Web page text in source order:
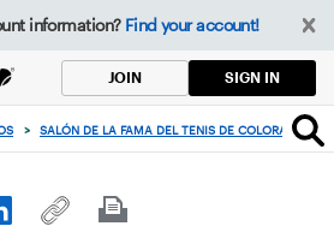
information? Find your account!
JOIN SIGN IN
> SALÓN DE LA FAMA DEL TENIS DE COLORADO >